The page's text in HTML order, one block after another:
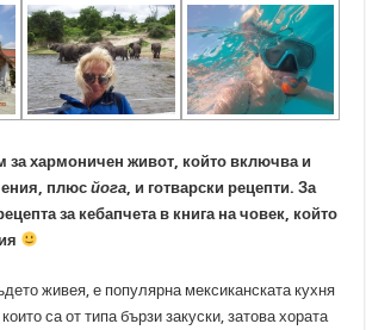
за хармоничен живот, който включва и
плюсйога, и готварски рецепти. За
за кебапчета в книга на човек, който
живея, е популярна мексиканската кухня
които са от типа бързи закуски, затова хората